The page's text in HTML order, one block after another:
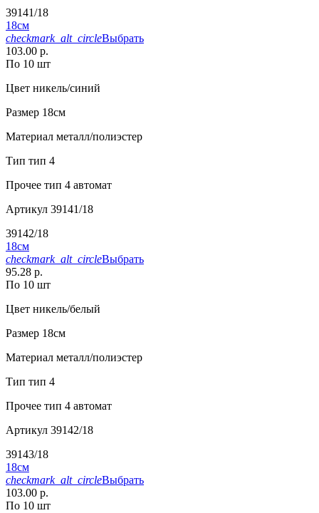
39141/18
18см
checkmark_alt_circleВыбрать
103.00 р.
По 10 шт
Цвет никель/синий
Размер 18см
Материал металл/полиэстер
Тип тип 4
Прочее тип 4 автомат
Артикул 39141/18
39142/18
18см
checkmark_alt_circleВыбрать
95.28 р.
По 10 шт
Цвет никель/белый
Размер 18см
Материал металл/полиэстер
Тип тип 4
Прочее тип 4 автомат
Артикул 39142/18
39143/18
18см
checkmark_alt_circleВыбрать
103.00 р.
По 10 шт